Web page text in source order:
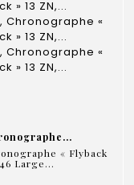
« Flyback
Large...